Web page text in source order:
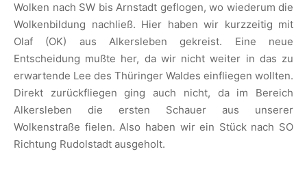
Wolken nach SW bis Arnstadt geflogen, wo wiederum die
Wolkenbildung nachließ. Hier haben wir kurzzeitig mit
Olaf (OK) aus Alkersleben gekreist. Eine neue
Entscheidung mußte her, da wir nicht weiter in das zu
erwartende Lee des Thüringer Waldes einfliegen wollten.
Direkt zurückfliegen ging auch nicht, da im Bereich
Alkersleben die ersten Schauer aus unserer
Wolkenstraße fielen. Also haben wir ein Stück nach SO
Richtung Rudolstadt ausgeholt.